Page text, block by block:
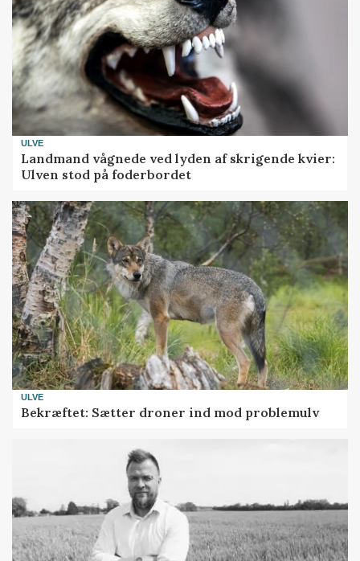
ULVE
Landmand vågnede ved lyden af skrigende kvier:
Ulven stod på foderbordet
ULVE
Bekræftet: Sætter droner ind mod problemulv